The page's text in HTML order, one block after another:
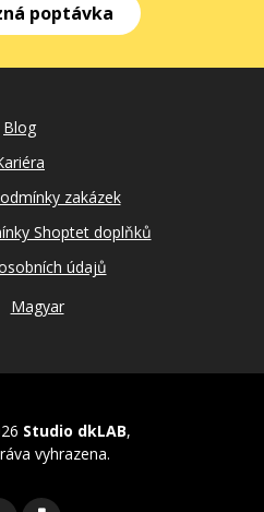
poptávka
Blog
zakázek
Shoptet doplňků
údajů
Magyar
Studio dkLAB,
vyhrazena.